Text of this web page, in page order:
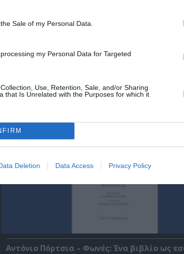
Sale of my Personal Data.
my Personal Data for Targeted
Use, Retention, Sale, and/or Sharing
that Is Unrelated with the Purposes for which it
Deletion Data Access Privacy Policy
Αντόνιο Πόρτσια – Φωνές: Ένα βιβλίο ως